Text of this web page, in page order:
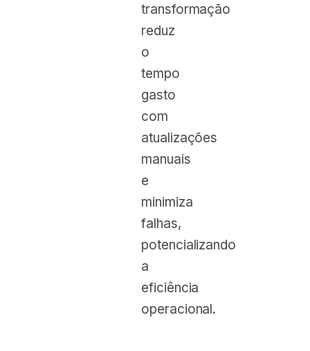
transformação
reduz
o
tempo
gasto
com
atualizações
manuais
e
minimiza
falhas,
potencializando
a
eficiência
operacional.